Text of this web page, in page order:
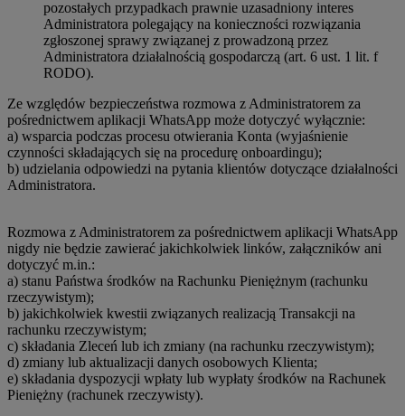
pozostałych przypadkach prawnie uzasadniony interes
Administratora polegający na konieczności rozwiązania
zgłoszonej sprawy związanej z prowadzoną przez
Administratora działalnością gospodarczą (art. 6 ust. 1 lit. f
RODO).
Ze względów bezpieczeństwa rozmowa z Administratorem za
pośrednictwem aplikacji WhatsApp może dotyczyć wyłącznie:
a) wsparcia podczas procesu otwierania Konta (wyjaśnienie
czynności składających się na procedurę onboardingu);
b) udzielania odpowiedzi na pytania klientów dotyczące działalności
Administratora.
Rozmowa z Administratorem za pośrednictwem aplikacji WhatsApp
nigdy nie będzie zawierać jakichkolwiek linków, załączników ani
dotyczyć m.in.:
a) stanu Państwa środków na Rachunku Pieniężnym (rachunku
rzeczywistym);
b) jakichkolwiek kwestii związanych realizacją Transakcji na
rachunku rzeczywistym;
c) składania Zleceń lub ich zmiany (na rachunku rzeczywistym);
d) zmiany lub aktualizacji danych osobowych Klienta;
e) składania dyspozycji wpłaty lub wypłaty środków na Rachunek
Pieniężny (rachunek rzeczywisty).